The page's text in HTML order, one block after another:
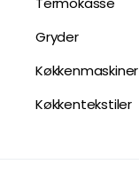
Gryder
Køkkenmaskiner
Køkkentekstiler